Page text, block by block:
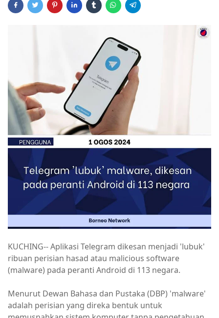
KUCHING-- Aplikasi Telegram dikesan menjadi 'lubuk'
ribuan perisian hasad atau malicious software
(malware) pada peranti Android di 113 negara.
Menurut Dewan Bahasa dan Pustaka (DBP) 'malware'
adalah perisian yang direka bentuk untuk